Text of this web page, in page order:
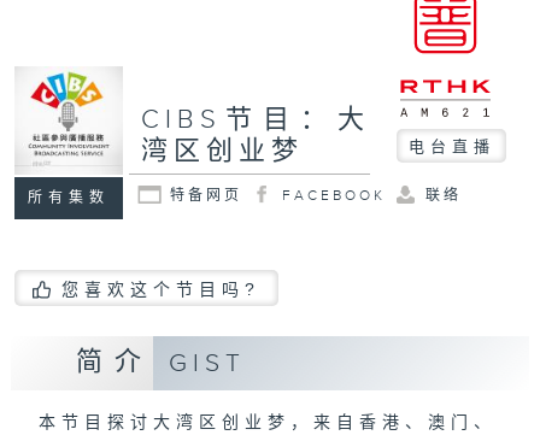
所有集数
CIBS节目：大
湾区创业梦
电台直播
特备网页 FACEBOOK 联络
您喜欢这个节目吗?
简介 GIST
本节目探讨大湾区创业梦，来自香港、澳门、